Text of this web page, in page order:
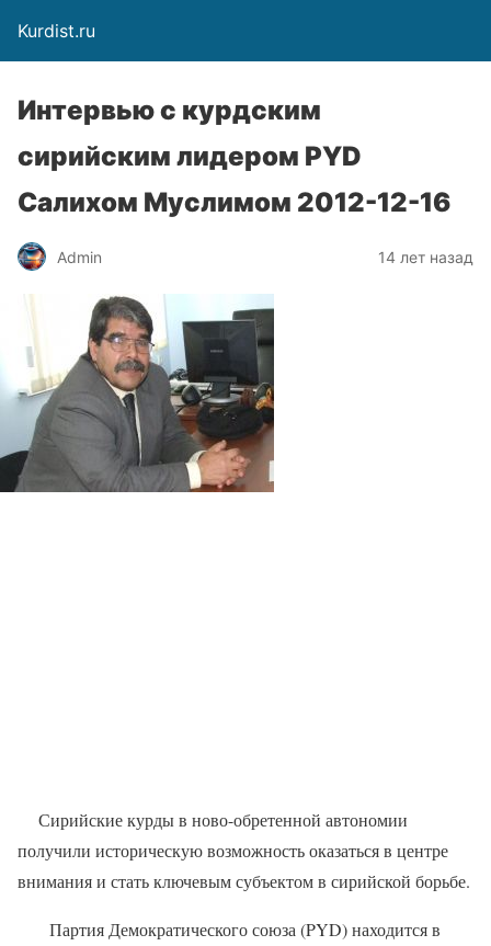
Kurdist.ru
Интервью с курдским
сирийским лидером PYD
Салихом Муслимом 2012-12-16
Admin 14 лет назад
Сирийские курды в ново-обретенной автономии
получили историческую возможность оказаться в центре
внимания и стать ключевым субъектом в сирийской борьбе.
Партия Демократического союза (PYD) находится в